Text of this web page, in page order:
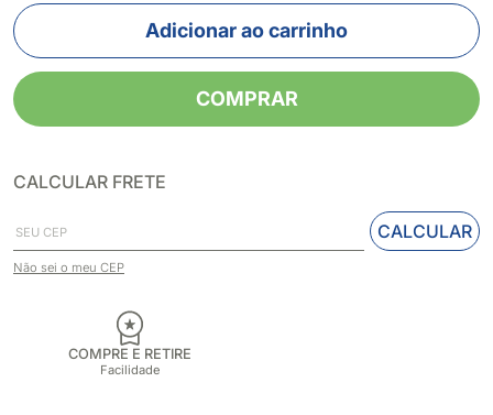
Adicionar ao carrinho
COMPRAR
CALCULAR FRETE
CALCULAR
Não sei o meu CEP
COMPRE E RETIRE
Facilidade